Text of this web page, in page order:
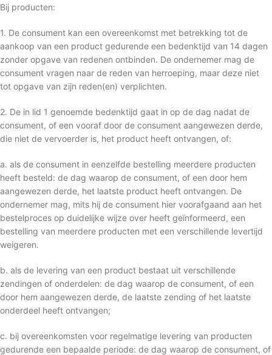
Bij producten:
1. De consument kan een overeenkomst met betrekking tot de
aankoop van een product gedurende een bedenktijd van 14 dagen
zonder opgave van redenen ontbinden. De ondernemer mag de
consument vragen naar de reden van herroeping, maar deze niet
tot opgave van zijn reden(en) verplichten.
2. De in lid 1 genoemde bedenktijd gaat in op de dag nadat de
consument, of een vooraf door de consument aangewezen derde,
die niet de vervoerder is, het product heeft ontvangen, of:
a. als de consument in eenzelfde bestelling meerdere producten
heeft besteld: de dag waarop de consument, of een door hem
aangewezen derde, het laatste product heeft ontvangen. De
ondernemer mag, mits hij de consument hier voorafgaand aan het
bestelproces op duidelijke wijze over heeft geïnformeerd, een
bestelling van meerdere producten met een verschillende levertijd
weigeren.
b. als de levering van een product bestaat uit verschillende
zendingen of onderdelen: de dag waarop de consument, of een
door hem aangewezen derde, de laatste zending of het laatste
onderdeel heeft ontvangen;
c. bij overeenkomsten voor regelmatige levering van producten
gedurende een bepaalde periode: de dag waarop de consument, of